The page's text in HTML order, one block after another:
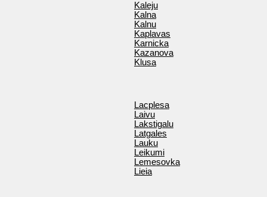
Kaleju
Kalna
Kalnu
Kaplavas
Karnicka
Kazanova
Klusa
Lacplesa
Laivu
Lakstigalu
Latgales
Lauku
Leikumi
Lemesovka
Lieia